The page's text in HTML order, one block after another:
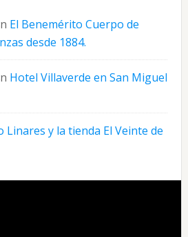
El Benemérito Cuerpo de
desde 1884.
Hotel Villaverde en San Miguel
Linares y la tienda El Veinte de